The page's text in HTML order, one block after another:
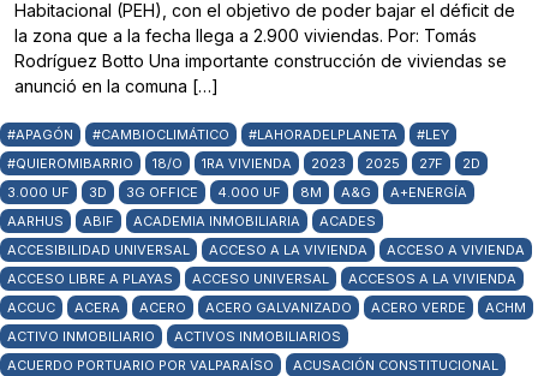
Habitacional (PEH), con el objetivo de poder bajar el déficit de
la zona que a la fecha llega a 2.900 viviendas. Por: Tomás
Rodríguez Botto Una importante construcción de viviendas se
anunció en la comuna […]
#APAGÓN #CAMBIOCLIMÁTICO #LAHORADELPLANETA
#LEY
#QUIEROMIBARRIO
18/O 1RA VIVIENDA 2023 2025 27F
2D
3.000 UF
3D 3G OFFICE 4.000 UF 8M A&G
A+ENERGÍA
AARHUS
ABIF ACADEMIA INMOBILIARIA
ACADES
ACCESIBILIDAD UNIVERSAL
ACCESO A LA VIVIENDA
ACCESO A VIVIENDA
ACCESO LIBRE A PLAYAS
ACCESO UNIVERSAL
ACCESOS A LA VIVIENDA
ACCUC
ACERA ACERO ACERO GALVANIZADO ACERO VERDE
ACHM
ACTIVO INMOBILIARIO
ACTIVOS INMOBILIARIOS
ACUERDO PORTUARIO POR VALPARAÍSO
ACUSACIÓN CONSTITUCIONAL